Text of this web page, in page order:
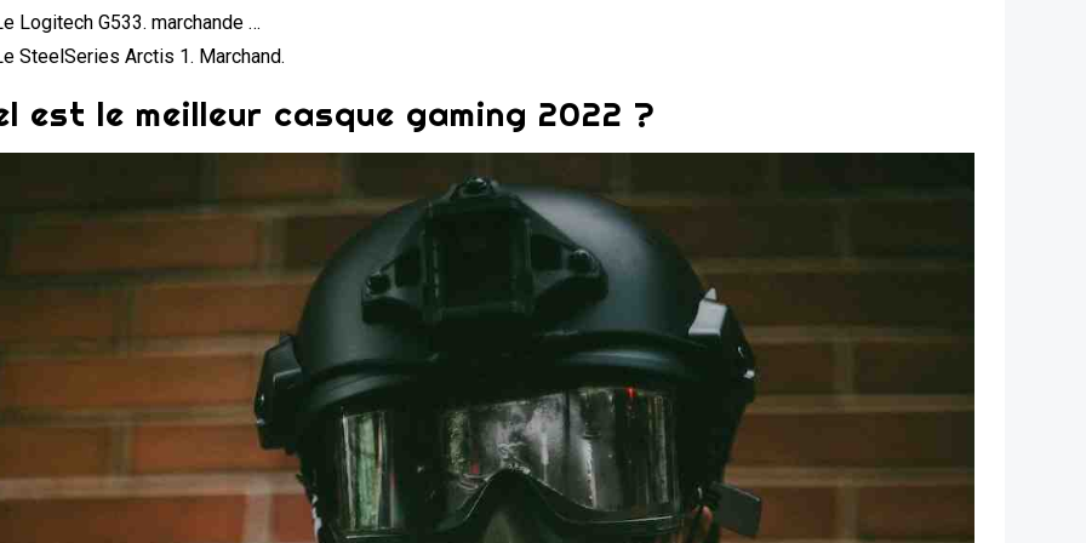
Logitech G533. marchande …
SteelSeries Arctis 1. Marchand.
est le meilleur casque gaming 2022 ?